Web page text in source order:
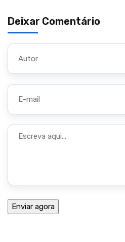
Deixar Comentário